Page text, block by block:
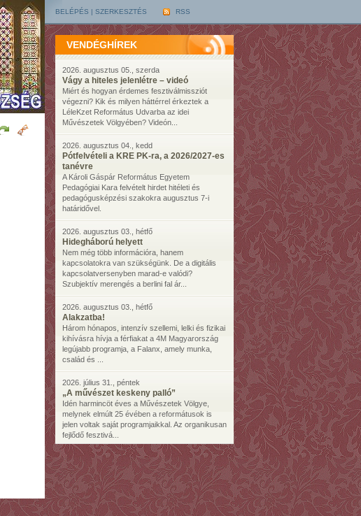
BELÉPÉS | SZERKESZTÉS RSS
VENDÉGHÍREK
2026. augusztus 05., szerda
Vágy a hiteles jelenlétre – videó
Miért és hogyan érdemes fesztiválmissziót
végezni? Kik és milyen háttérrel érkeztek a
LéleKzet Református Udvarba az idei
Művészetek Völgyében? Videón...
2026. augusztus 04., kedd
Pótfelvételi a KRE PK-ra, a 2026/2027-es
tanévre
A Károli Gáspár Református Egyetem
Pedagógiai Kara felvételt hirdet hitéleti és
pedagógusképzési szakokra augusztus 7-i
határidővel.
2026. augusztus 03., hétfő
Hidegháború helyett
Nem még több információra, hanem
kapcsolatokra van szükségünk. De a digitális
kapcsolatversenyben marad-e valódi?
Szubjektív merengés a berlini fal ár...
2026. augusztus 03., hétfő
Alakzatba!
Három hónapos, intenzív szellemi, lelki és fizikai
kihívásra hívja a férfiakat a 4M Magyarország
legújabb programja, a Falanx, amely munka,
család és ...
2026. július 31., péntek
„A művészet keskeny palló”
Idén harmincöt éves a Művészetek Völgye,
melynek elmúlt 25 évében a reformátusok is
jelen voltak saját programjaikkal. Az organikusan
fejlődő fesztivá...
2026. július 29., szerda
„Az Úrnak irgalmát örökké éneklem”
Idén is intenzív, de izgalmas tanórák várnak a
Kántorképző résztvevőire, amely minden újítása
mellett is igyekszik megőrizni hagyományait.
Körképünk a...